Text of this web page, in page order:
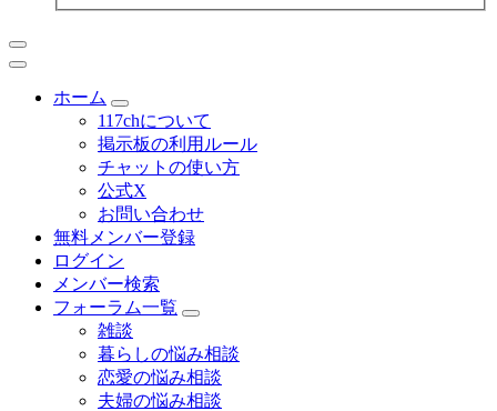
ホーム
117chについて
掲示板の利用ルール
チャットの使い方
公式X
お問い合わせ
無料メンバー登録
ログイン
メンバー検索
フォーラム一覧
雑談
暮らしの悩み相談
恋愛の悩み相談
夫婦の悩み相談